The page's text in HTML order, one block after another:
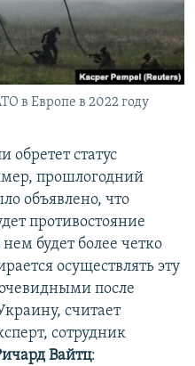
в Европе в 2022 году
статус
прошлогодний
объявлено, что
противостояние
будет более четко
осуществлять эту
после
считает
сотрудник
Вайтц: